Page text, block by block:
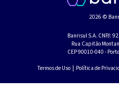
2026 ©
Banrisul S.A. CNPJ:
Rua Capitão
CEP 90010-040 -
Termos de Uso Política de